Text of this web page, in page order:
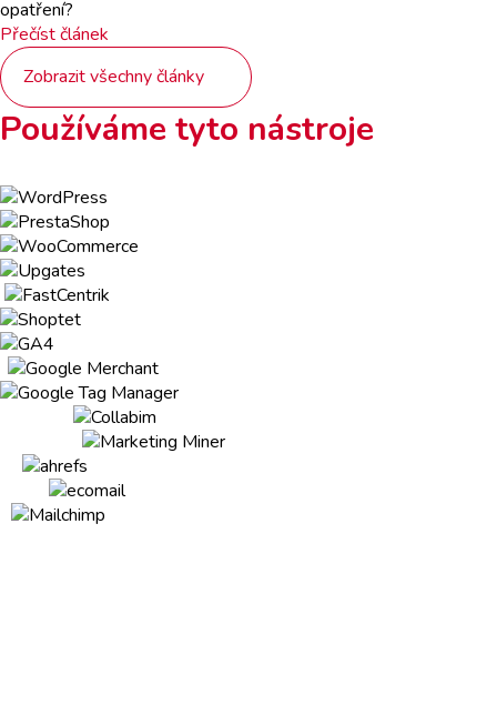
opatření?
Přečíst článek
Zobrazit všechny články
Používáme tyto nástroje